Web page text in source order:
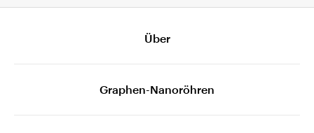
Über
Graphen-Nanoröhren